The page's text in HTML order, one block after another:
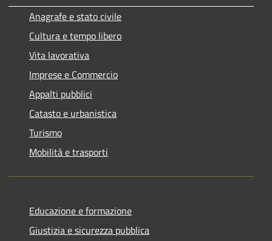
Anagrafe e stato civile
Cultura e tempo libero
Vita lavorativa
Imprese e Commercio
Appalti pubblici
Catasto e urbanistica
Turismo
Mobilità e trasporti
Educazione e formazione
Giustizia e sicurezza pubblica